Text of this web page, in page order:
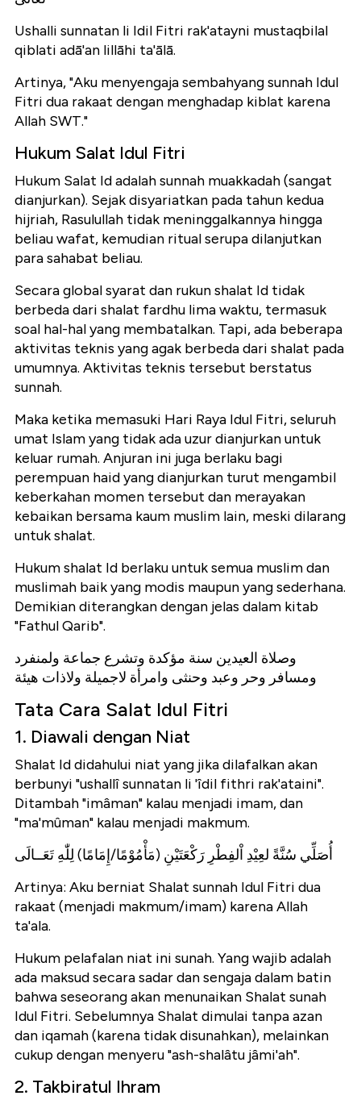
Ushalli sunnatan li Idil Fitri rak'atayni mustaqbilal
qiblati adā'an lillāhi ta'ālā.
Artinya, "Aku menyengaja sembahyang sunnah Idul
Fitri dua rakaat dengan menghadap kiblat karena
Allah SWT."
Hukum Salat Idul Fitri
Hukum Salat Id adalah sunnah muakkadah (sangat
dianjurkan). Sejak disyariatkan pada tahun kedua
hijriah, Rasulullah tidak meninggalkannya hingga
beliau wafat, kemudian ritual serupa dilanjutkan
para sahabat beliau.
Secara global syarat dan rukun shalat Id tidak
berbeda dari shalat fardhu lima waktu, termasuk
soal hal-hal yang membatalkan. Tapi, ada beberapa
aktivitas teknis yang agak berbeda dari shalat pada
umumnya. Aktivitas teknis tersebut berstatus
sunnah.
Maka ketika memasuki Hari Raya Idul Fitri, seluruh
umat Islam yang tidak ada uzur dianjurkan untuk
keluar rumah. Anjuran ini juga berlaku bagi
perempuan haid yang dianjurkan turut mengambil
keberkahan momen tersebut dan merayakan
kebaikan bersama kaum muslim lain, meski dilarang
untuk shalat.
Hukum shalat Id berlaku untuk semua muslim dan
muslimah baik yang modis maupun yang sederhana.
Demikian diterangkan dengan jelas dalam kitab
"Fathul Qarib".
وصلاة العيدين سنة مؤكدة وتشرع جماعة ولمنفرد
ومسافر وحر وعبد وحنثى وامرأة لاجميلة ولاذات هيئة
Tata Cara Salat Idul Fitri
1. Diawali dengan Niat
Shalat Id didahului niat yang jika dilafalkan akan
berbunyi "ushallî sunnatan li 'îdil fithri rak'ataini".
Ditambah "imâman" kalau menjadi imam, dan
"ma'mûman" kalau menjadi makmum.
أُصَلِّي سُنَّةً لعِيْدِ اْلفِطْرِ رَكْعَتَيْنِ (مَأْمُوْمًا/إِمَامًا) لِلّٰهِ تَعَــالَى
Artinya: Aku berniat Shalat sunnah Idul Fitri dua
rakaat (menjadi makmum/imam) karena Allah
ta'ala.
Hukum pelafalan niat ini sunah. Yang wajib adalah
ada maksud secara sadar dan sengaja dalam batin
bahwa seseorang akan menunaikan Shalat sunah
Idul Fitri. Sebelumnya Shalat dimulai tanpa azan
dan iqamah (karena tidak disunahkan), melainkan
cukup dengan menyeru "ash-shalâtu jâmi'ah".
2. Takbiratul Ihram